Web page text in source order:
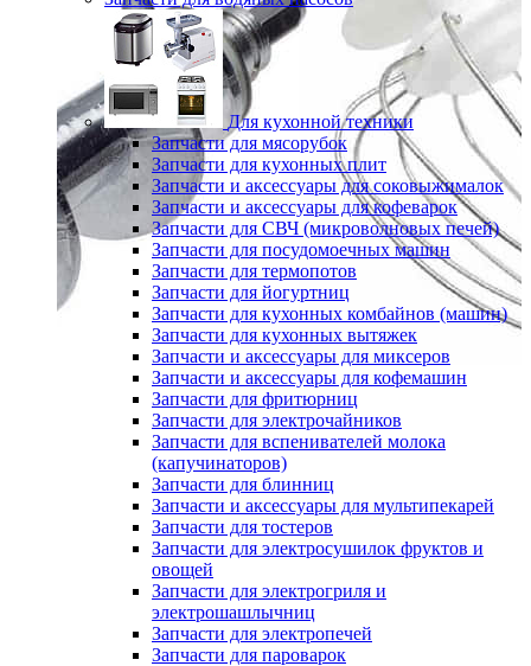
Для кухонной техники
Запчасти для мясорубок
Запчасти для кухонных плит
Запчасти и аксессуары для соковыжималок
Запчасти и аксессуары для кофеварок
Запчасти для СВЧ (микроволновых печей)
Запчасти для посудомоечных машин
Запчасти для термопотов
Запчасти для йогуртниц
Запчасти для кухонных комбайнов (машин)
Запчасти для кухонных вытяжек
Запчасти и аксессуары для миксеров
Запчасти и аксессуары для кофемашин
Запчасти для фритюрниц
Запчасти для электрочайников
Запчасти для вспенивателей молока
(капучинаторов)
Запчасти для блинниц
Запчасти и аксессуары для мультипекарей
Запчасти для тостеров
Запчасти для электросушилок фруктов и
овощей
Запчасти для электрогриля и
электрошашлычниц
Запчасти для электропечей
Запчасти для пароварок